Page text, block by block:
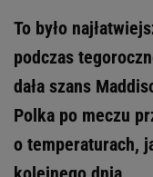
To było
podczas
dała szans
Polka po meczu
o temperaturach,